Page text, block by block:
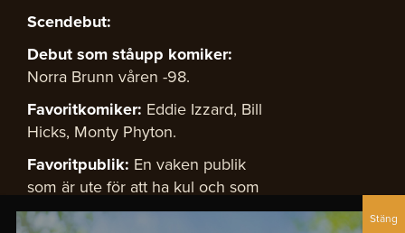
Scendebut:
Debut som ståupp komiker:
Norra Brunn våren -98.
Favoritkomiker: Eddie Izzard, Bill
Hicks, Monty Phyton.
Favoritpublik: En vaken publik
som är ute för att ha kul och som
vill komma ihåg vad de har sett.